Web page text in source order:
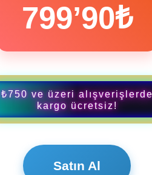
799’90₺
₺750 ve üzeri alışverişlerde
kargo ücretsiz!
Satın Al